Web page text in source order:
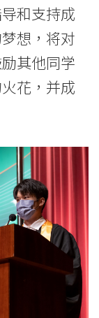
和支持成
想，将对
其他同学
花，并成